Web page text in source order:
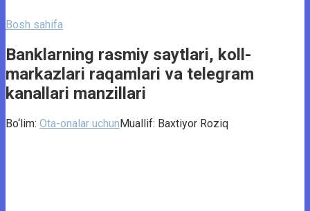
Bosh sahifa
Banklarning rasmiy saytlari, koll-
markazlari raqamlari va telegram
kanallari manzillari
Bo‘lim: Ota-onalar uchunMuallif: Baxtiyor Roziq